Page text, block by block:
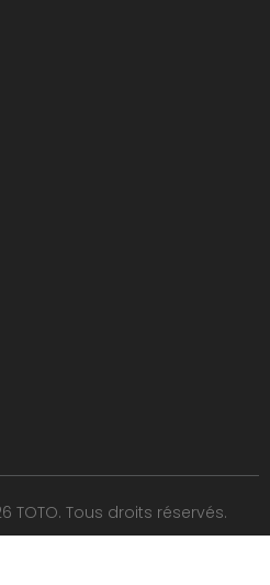
TOTO. Tous droits réservés.